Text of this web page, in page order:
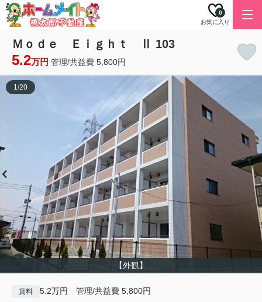
お気に入り
0
Ｍｏｄｅ Ｅｉｇｈｔ Ⅱ 103
5.2万円 管理/共益費 5,800円
【外観】
1/20
賃料 5.2万円 管理/共益費 5,800円